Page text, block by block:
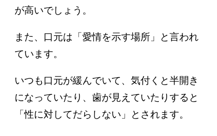
が高いでしょう。
また、口元は「愛情を示す場所」と言われ
ています。
いつも口元が緩んでいて、気付くと半開き
になっていたり、歯が見えていたりすると
「性に対してだらしない」とされます。